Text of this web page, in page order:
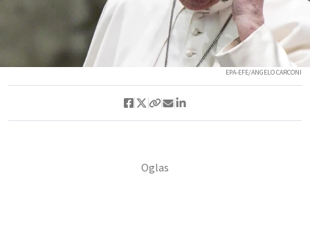
EPA-EFE/ANGELO CARCONI